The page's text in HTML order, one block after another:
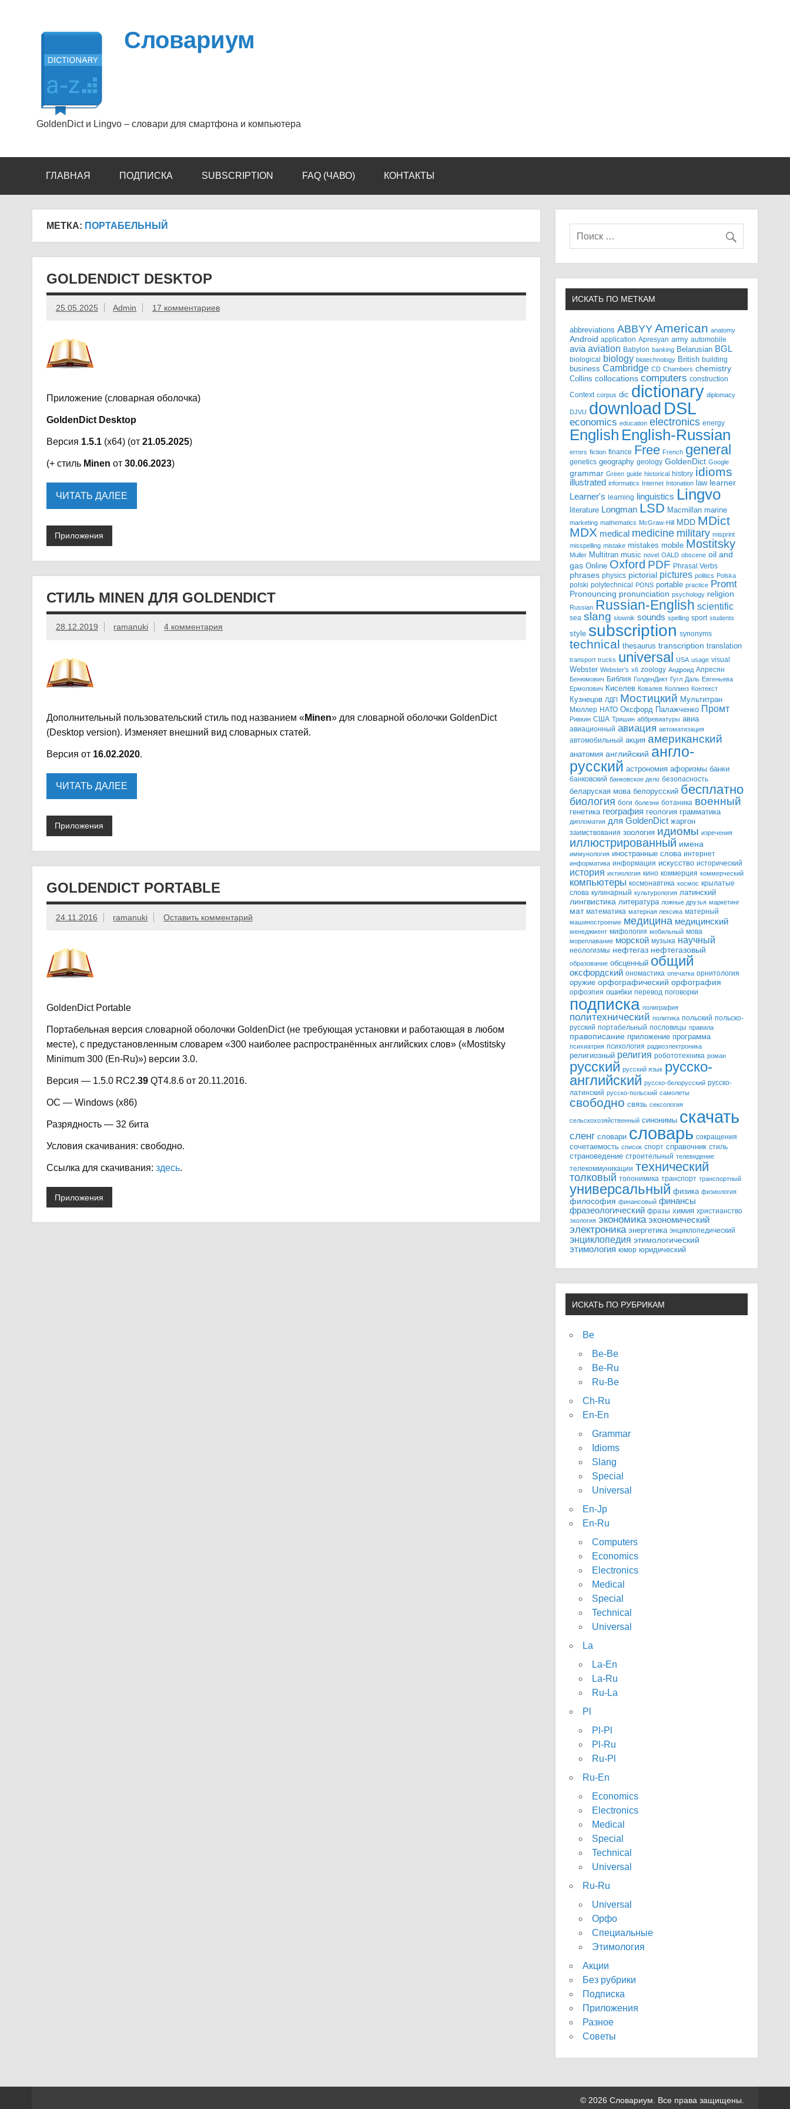
Словариум
GoldenDict и Lingvo – словари для смартфона и компьютера
ГЛАВНАЯ ПОДПИСКА SUBSCRIPTION FAQ (ЧАВО) КОНТАКТЫ
МЕТКА: ПОРТАБЕЛЬНЫЙ
GOLDENDICT DESKTOP
25.05.2025 Admin 17 комментариев
Приложение (словарная оболочка)
GoldenDict Desktop
Версия 1.5.1(x64) (от 21.05.2025)
(+ стиль Minen от 30.06.2023)
ЧИТАТЬ ДАЛЕЕ
Приложения
СТИЛЬ MINEN ДЛЯ GOLDENDICT
28.12.2019 ramanuki 4 комментария
Дополнительный пользовательский стиль под названием «Minen» для словарной оболочки GoldenDict
(Desktop version). Изменяет внешний вид словарных статей.
Версия от 16.02.2020.
ЧИТАТЬ ДАЛЕЕ
Приложения
GOLDENDICT PORTABLE
24.11.2016 ramanuki Оставить комментарий
GoldenDict Portable
Портабельная версия словарной оболочки GoldenDict (не требующая установки и работающая в любом
месте), с предустановленным словарем «300 наиболее распространённых английских слов» («Mostitsky
Minimum 300 (En-Ru)») версии 3.0.
Версия — 1.5.0 RC2.39QT4.8.6 от 20.11.2016.
ОС — Windows (x86)
Разрядность — 32 бита
Условия скачивания: свободно.
Ссылка для скачивания: здесь.
Приложения
ИСКАТЬ ПО МЕТКАМ
abbreviations ABBYY American anatomy
Android application Apresyan army automobile
avia aviation Babylon banking Belarusian BGL
biological biology biotechnology British building
business Cambridge CD Chambers chemistry
Collins collocations computers construction
Context corpus dic dictionary diplomacy
DJVU download DSL
economics education electronics energy
English English-Russian
errors fiction finance Free French general
genetics geography geology GoldenDict Google
grammar Green guide historical history idioms
illustrated informatics Internet Intonation law learner
Learner's learning linguistics Lingvo
literature Longman LSD Macmillan marine
marketing mathematics McGraw-Hill MDD MDict
MDX medical medicine military misprint
misspelling mistake mistakes mobile Mostitsky
Muller Multitran music novel OALD obscene oil and
gas Online Oxford PDF Phrasal Verbs
phrases physics pictorial pictures politics Polska
polski polytechnical PONS portable practice Promt
Pronouncing pronunciation psychology religion
Russian Russian-English scientific
sea slang slownik sounds spelling sport students
style subscription synonyms
technical thesaurus transcription translation
transport trucks universal USA usage visual
Webster Webster's x6 zoology Андроид Апресян
Бенюмович Библия ГолденДикт Гугл Даль Евгеньева
Ермолович Киселев Ковалев Коллинз Контекст
Кузнецов ЛДП Мостицкий Мультитран
Мюллер НАТО Оксфорд Палажченко Промт
Ривкин США Тришин аббревиатуры авиа
авиационный авиация автоматизация
автомобильный акция американский
анатомия английский англо-
русский астрономия афоризмы банки
банковский банковское дело безопасность
беларуская мова белорусский бесплатно
биология боги болезни ботаника военный
генетика география геология грамматика
дипломатия для GoldenDict жаргон
заимствования зоология идиомы изречения
иллюстрированный имена
иммунология иностранные слова интернет
информатика информация искусство исторический
история ихтиология кино коммерция коммерческий
компьютеры космонавтика космос крылатые
слова кулинарный культурология латинский
лингвистика литература ложные друзья маркетинг
мат математика матерная лексика матерный
машиностроение медицина медицинский
менеджмент мифология мобильный мова
мореплавание морской музыка научный
неологизмы нефтегаз нефтегазовый
образование обсценный общий
оксфордский ономастика опечатка орнитология
оружие орфографический орфография
орфоэпия ошибки перевод поговорки
подписка полиграфия
политехнический политика польский польско-
русский портабельный пословицы правила
правописание приложение программа
психиатрия психология радиоэлектроника
религиозный религия робототехника роман
русский русский язык русско-
английский русско-белорусский русско-
латинский русско-польский самолеты
свободно связь сексология
сельскохозяйственный синонимы скачать
сленг словари словарь сокращения
сочетаемость список спорт справочник стиль
страноведение строительный телевидение
телекоммуникации технический
толковый топонимика транспорт транспортный
универсальный физика физиология
философия финансовый финансы
фразеологический фразы химия христианство
экология экономика экономический
электроника энергетика энциклопедический
энциклопедия этимологический
этимология юмор юридический
ИСКАТЬ ПО РУБРИКАМ
Be
Be-Be
Be-Ru
Ru-Be
Ch-Ru
En-En
Grammar
Idioms
Slang
Special
Universal
En-Jp
En-Ru
Computers
Economics
Electronics
Medical
Special
Technical
Universal
La
La-En
La-Ru
Ru-La
Pl
Pl-Pl
Pl-Ru
Ru-Pl
Ru-En
Economics
Electronics
Medical
Special
Technical
Universal
Ru-Ru
Universal
Орфо
Специальные
Этимология
Акции
Без рубрики
Подписка
Приложения
Разное
Советы
© 2026 Словариум. Все права защищены.